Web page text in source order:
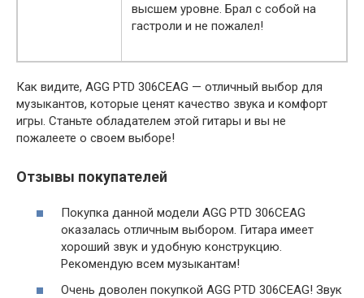
высшем уровне. Брал с собой на
гастроли и не пожалел!
Как видите, AGG PTD 306CEAG — отличный выбор для
музыкантов, которые ценят качество звука и комфорт
игры. Станьте обладателем этой гитары и вы не
пожалеете о своем выборе!
Отзывы покупателей
Покупка данной модели AGG PTD 306CEAG
оказалась отличным выбором. Гитара имеет
хороший звук и удобную конструкцию.
Рекомендую всем музыкантам!
Очень доволен покупкой AGG PTD 306CEAG! Звук